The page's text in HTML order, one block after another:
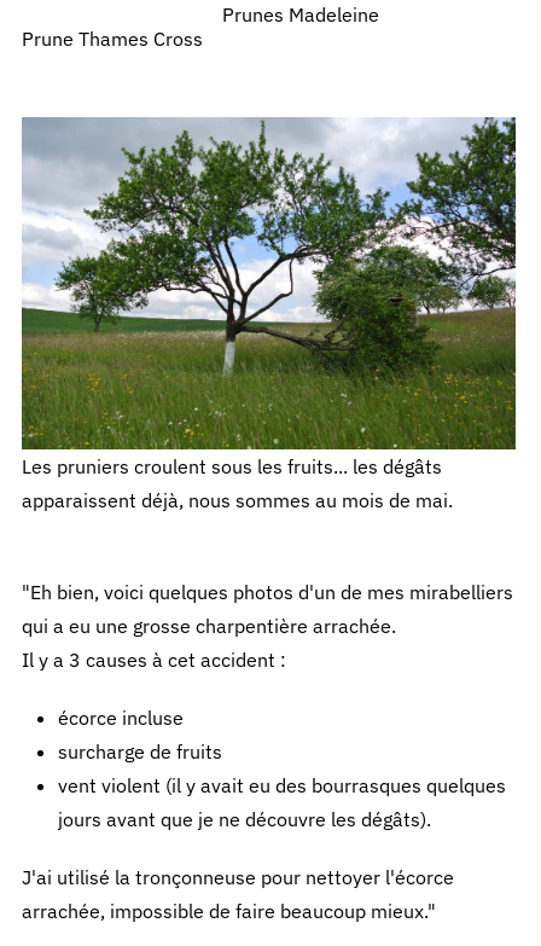
Prune Thames Cross
Prunes Madeleine
Les pruniers croulent sous les fruits... les dégâts
apparaissent déjà, nous sommes au mois de mai.
"Eh bien, voici quelques photos d'un de mes mirabelliers
qui a eu une grosse charpentière arrachée.
Il y a 3 causes à cet accident :
écorce incluse
surcharge de fruits
vent violent (il y avait eu des bourrasques quelques
jours avant que je ne découvre les dégâts).
J'ai utilisé la tronçonneuse pour nettoyer l'écorce
arrachée, impossible de faire beaucoup mieux."